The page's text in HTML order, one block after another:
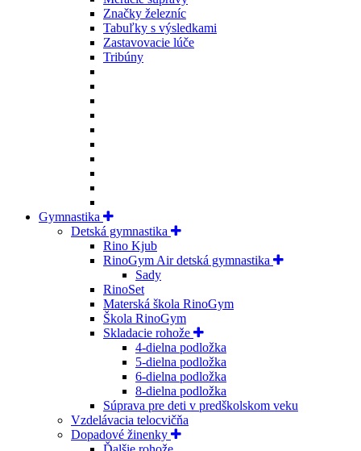
Značky železníc
Tabuľky s výsledkami
Zastavovacie lúče
Tribúny
Gymnastika
Detská gymnastika
Rino Kjub
RinoGym Air detská gymnastika
Sady
RinoSet
Materská škola RinoGym
Škola RinoGym
Skladacie rohože
4-dielna podložka
5-dielna podložka
6-dielna podložka
8-dielna podložka
Súprava pre deti v predškolskom veku
Vzdelávacia telocvičňa
Dopadové žinenky